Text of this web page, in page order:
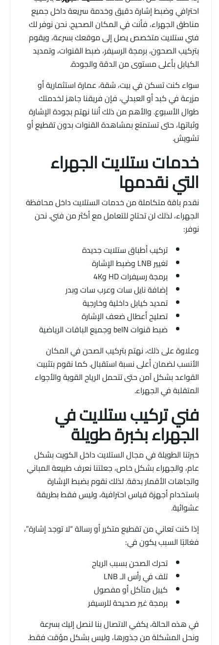
احترافي وضبط إشارة دقيق وخدمة سريعة داخل جميع
مناطق الجهراء، فأنت في المكان الصحيح. نحن نوفر لك
فني ستلايت متخصص يصل إلى موقعك بسرعة، ويقوم
بتركيب الصحون، برمجة الرسيفر، ضبط القنوات، وتمديد
الكيابل بأعلى مستوى من الدقة والجودة.
سواء كنت تسكن في بيت، شقة، عمارة استثمارية أو
مزرعة في كبد أو العبدلي، فإن فريقنا جاهز لخدمتك
طوال الأسبوع. والأهم من ذلك أننا نهتم بجودة الإشارة
وثباتها، حتى تستمتع بمشاهدة القنوات بدون تقطيع أو
تشويش.
خدمات ستلايت الجهراء
التي نقدمها
نقدم باقة متكاملة من خدمات الستلايت داخل محافظة
الجهراء، لذلك لن تحتاج للتعامل مع أكثر من فني. نحن
نوفر:
تركيب أطباق ستلايت جديدة
تغيير LNB وضبط الإشارة
برمجة رسيفرات HD و4K
إضافة نايل سات وعرب سات وبدر
تمديد كيابل داخلية وخارجية
تصليح أعطال ضعف الإشارة
ضبط قنوات beIN وجميع الباقات الرياضية
وعلاوة على ذلك، نهتم بتركيب الصحن في المكان
الأنسب لضمان أعلى نسبة استقبال. كما نقوم بتثبيت
القواعد بشكل آمن حتى تتحمل الرياح القوية والأجواء
المتقلبة في الجهراء.
فني تركيب ستلايت في
الجهراء بخبرة طويلة
خبرتنا الطويلة في مجال الستلايت داخل الكويت بشكل
عام، والجهراء بشكل خاص، جعلتنا نعرف طبيعة المباني
واتجاهات الأقمار بدقة. لذلك نقوم بضبط الإشارة
باستخدام أجهزة قياس احترافية، وليس فقط بطريقة
عشوائية.
إذا كنت تعاني من تقطيع متكرر أو رسالة “لا توجد إشارة”،
فغالبًا السبب يكون في:
تحرك الصحن بسبب الرياح
تلف في رأس الـ LNB
كيبل متآكل أو مفصول
برمجة غير صحيحة للرسيفر
في هذه الحالة، يكفي الاتصال بنا لنصل إليك بسرعة
ونحل المشكلة من جذورها، وليس بشكل مؤقت فقط.